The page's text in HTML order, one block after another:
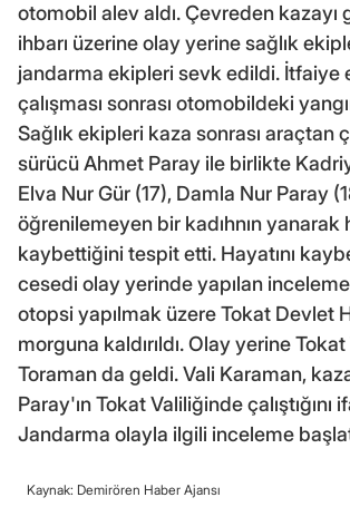
otomobil alev aldı. Çevreden kazayı
ihbarı üzerine olay yerine sağlık
jandarma ekipleri sevk edildi. İtfaiye
çalışması sonrası otomobildeki
Sağlık ekipleri kaza sonrası araçtan
sürücü Ahmet Paray ile birlikte
Elva Nur Gür (17), Damla Nur Paray
öğrenilemeyen bir kadıhnın yanarak
kaybettiğini tespit etti. Hayatını
cesedi olay yerinde yapılan
otopsi yapılmak üzere Tokat Devlet
morguna kaldırıldı. Olay yerine
Toraman da geldi. Vali Karaman,
Paray'ın Tokat Valiliğinde çalıştığını
Jandarma olayla ilgili inceleme
Kaynak: Demirören Haber Ajansı